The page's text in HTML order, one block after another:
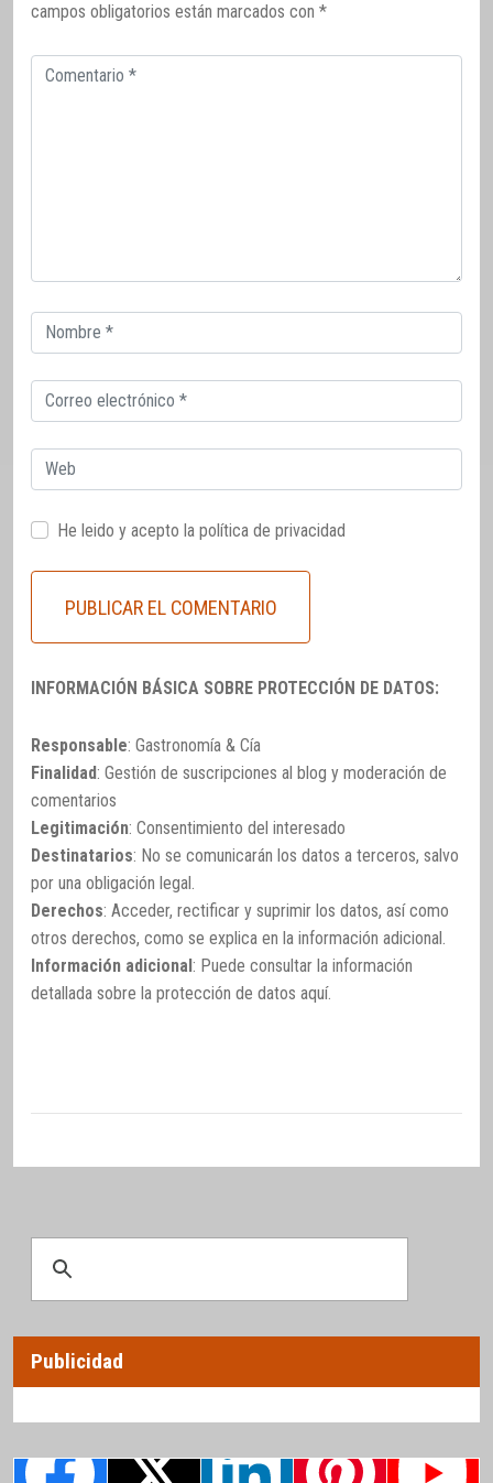
campos obligatorios están marcados con *
Comentario
Correo
electrónico
Correo
electrónico
Web
He leido y acepto la política de privacidad
INFORMACIÓN BÁSICA SOBRE PROTECCIÓN DE DATOS:
Responsable: Gastronomía & Cía
Finalidad: Gestión de suscripciones al blog y moderación de
comentarios
Legitimación: Consentimiento del interesado
Destinatarios: No se comunicarán los datos a terceros, salvo
por una obligación legal.
Derechos: Acceder, rectificar y suprimir los datos, así como
otros derechos, como se explica en la información adicional.
Información adicional: Puede consultar la información
detallada sobre la protección de datos aquí.
Publicidad